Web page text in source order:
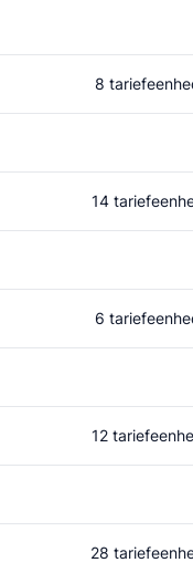
8
14
6
12
28